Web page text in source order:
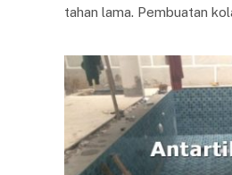
tahan lama. Pembuatan